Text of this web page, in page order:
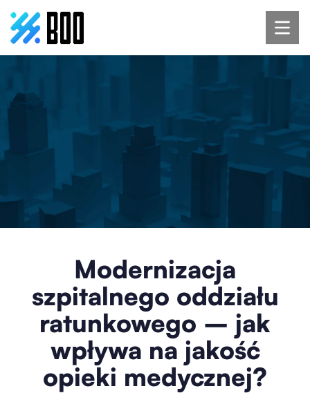
Modernizacja
szpitalnego oddziału
ratunkowego – jak
wpływa na jakość
opieki medycznej?